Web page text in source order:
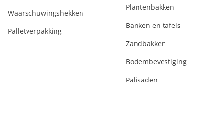
Waarschuwingshekken
Palletverpakking
Plantenbakken
Banken en tafels
Zandbakken
Bodembevestiging
Palisaden